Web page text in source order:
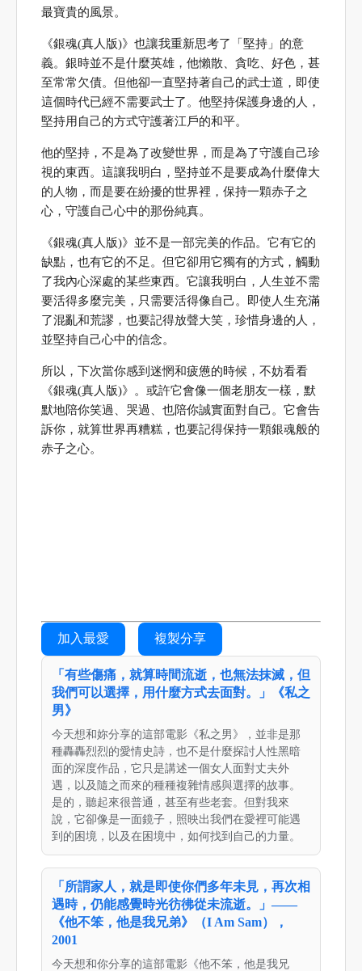
最寶貴的風景。
《銀魂(真人版)》也讓我重新思考了「堅持」的意
義。銀時並不是什麼英雄，他懶散、貪吃、好色，甚
至常常欠債。但他卻一直堅持著自己的武士道，即使
這個時代已經不需要武士了。他堅持保護身邊的人，
堅持用自己的方式守護著江戶的和平。
他的堅持，不是為了改變世界，而是為了守護自己珍
視的東西。這讓我明白，堅持並不是要成為什麼偉大
的人物，而是要在紛擾的世界裡，保持一顆赤子之
心，守護自己心中的那份純真。
《銀魂(真人版)》並不是一部完美的作品。它有它的
缺點，也有它的不足。但它卻用它獨有的方式，觸動
了我內心深處的某些東西。它讓我明白，人生並不需
要活得多麼完美，只需要活得像自己。即使人生充滿
了混亂和荒謬，也要記得放聲大笑，珍惜身邊的人，
並堅持自己心中的信念。
所以，下次當你感到迷惘和疲憊的時候，不妨看看
《銀魂(真人版)》。或許它會像一個老朋友一樣，默
默地陪你笑過、哭過、也陪你誠實面對自己。它會告
訴你，就算世界再糟糕，也要記得保持一顆銀魂般的
赤子之心。
加入最愛 複製分享
「有些傷痛，就算時間流逝，也無法抹滅，但
我們可以選擇，用什麼方式去面對。」《私之
男》
今天想和妳分享的這部電影《私之男》，並非是那
種轟轟烈烈的愛情史詩，也不是什麼探討人性黑暗
面的深度作品，它只是講述一個女人面對丈夫外
遇，以及隨之而來的種種複雜情感與選擇的故事。
是的，聽起來很普通，甚至有些老套。但對我來
說，它卻像是一面鏡子，照映出我們在愛裡可能遇
到的困境，以及在困境中，如何找到自己的力量。
「所謂家人，就是即使你們多年未見，再次相
遇時，仍能感覺時光彷彿從未流逝。」——
《他不笨，他是我兄弟》（I Am Sam），
2001
今天想和你分享的這部電影《他不笨，他是我兄